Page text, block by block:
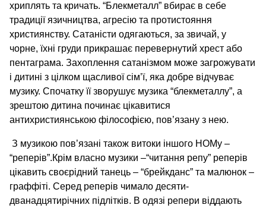
хриплять та кричать. “Блекметалл” вбирає в себе
традиції язичництва, агресію та протистояння
християнству. Сатаністи одягаються, за звичай, у
чорне, їхні груди прикрашає перевернутий хрест або
пентаграма. Захоплення сатанізмом може загрожувати
і дитині з цілком щасливої сім’ї, яка добре відчуває
музику. Спочатку її зворушує музика “блекметаллу”, а
зрештою дитина починає цікавитися
антихристиянською філософією, пов’язану з нею.
З музикою пов’язані також витоки іншого НОМу –
“реперів”.Крім власно музики –“читання репу” реперів
цікавить своєрідний танець – “брейкданс” та малюнок –
граффіті. Серед реперів чимало десяти-
дванадцятирічних підлітків. В одязі репери віддають